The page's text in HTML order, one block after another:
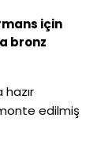
için
bronz
edilmiş